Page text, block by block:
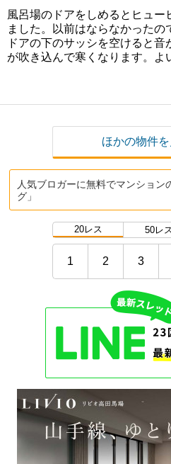
風呂場のドアをしめるとヒュー
ました。以前はならなかったの
ドアの下のサッシを空けると
が吹き込んで寒くなります。よ
ほかの物件
人気ブロガーに無料でマンション
グ」
20レス 50レ
1 2 3